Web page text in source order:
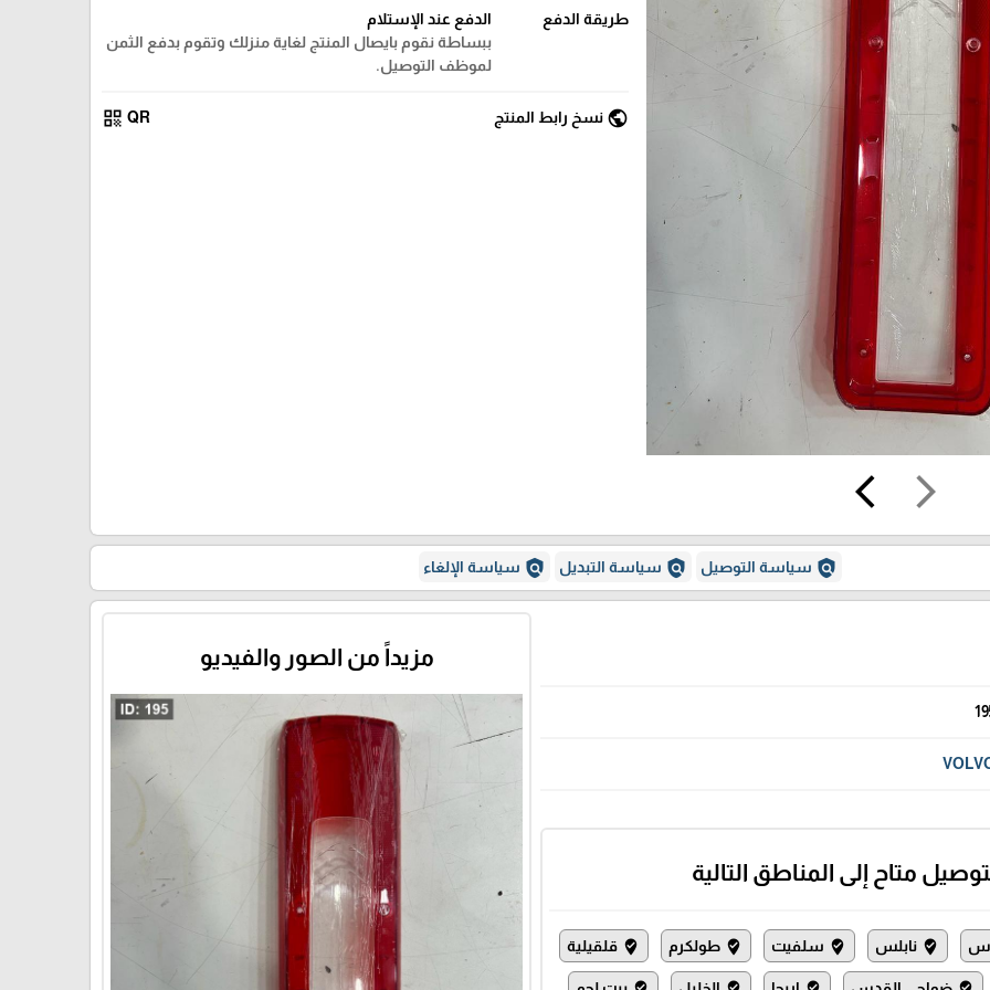
arrow_forward_ios
arrow_back_ios
طريقة الدفع
الدفع عند الإستلام
ببساطة نقوم بايصال المنتج لغاية منزلك وتقوم بدفع الثمن
لموظف التوصيل.
public نسخ رابط المنتج QR
qr_code
policy سياسة التوصيل policy سياسة التبديل policy سياسة الإلغاء
متاح إلى المناطق التالية
where_to_vote نابلس where_to_vote سلفيت where_to_vote طولكرم where_to_vote قلقيلية
مزيداً من الصور والفيديو